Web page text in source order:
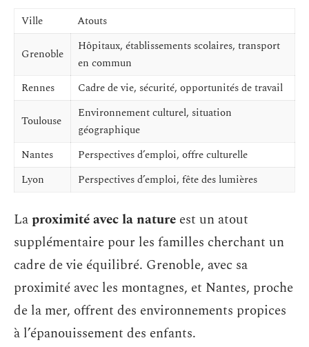
Ville Atouts
Grenoble
Hôpitaux, établissements scolaires, transport
en commun
Rennes
Cadre de vie, sécurité, opportunités de travail
Toulouse
Environnement culturel, situation
géographique
Nantes
Perspectives d’emploi, offre culturelle
Lyon
Perspectives d’emploi, fête des lumières
Laproximité avec la nature est un atout
supplémentaire pour les familles cherchant un
cadre de vie équilibré. Grenoble, avec sa
proximité avec les montagnes, et Nantes, proche
de la mer, offrent des environnements propices
à l’épanouissement des enfants.